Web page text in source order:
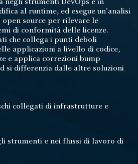
negli strumenti DevOps e in
al runtime, ed esegue un'analisi
source per rilevare le
di conformità delle licenze.
che collega i punti deboli
applicazioni a livello di codice,
e applica correzioni bump
si differenzia dalle altre soluzioni
collegati di infrastrutture e
strumenti e nei flussi di lavoro di